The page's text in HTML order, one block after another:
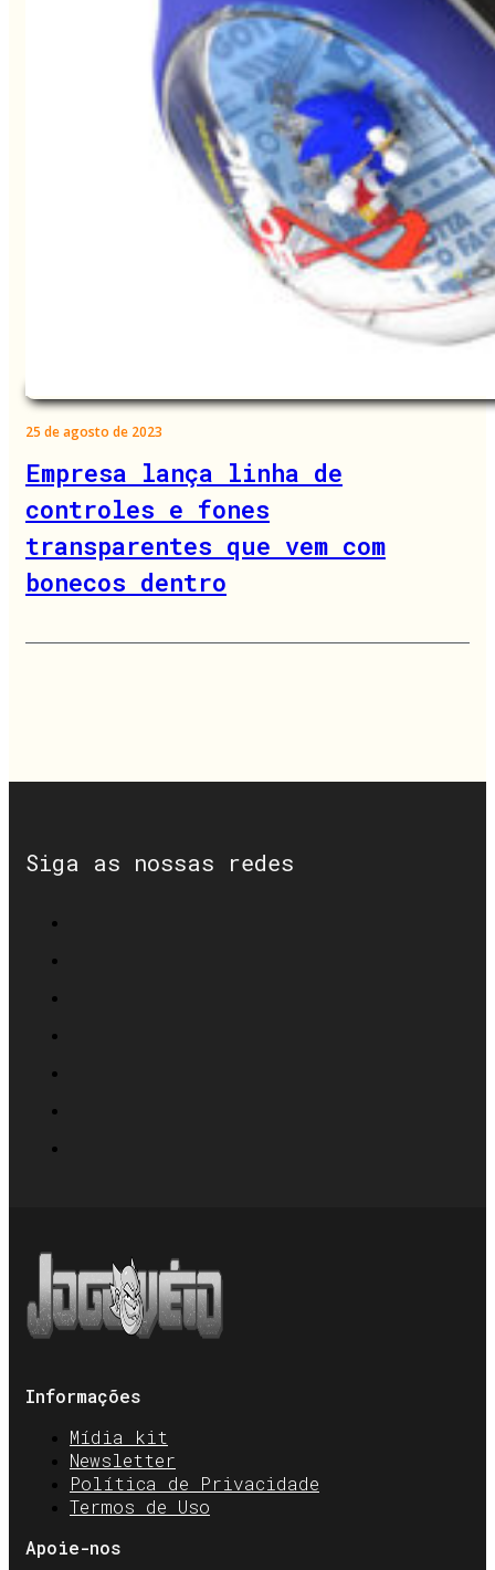
25 de agosto de 2023
Empresa lança linha de
controles e fones
transparentes que vem com
bonecos dentro
Siga as nossas redes
Informações
Mídia kit
Newsletter
Política de Privacidade
Termos de Uso
Apoie-nos